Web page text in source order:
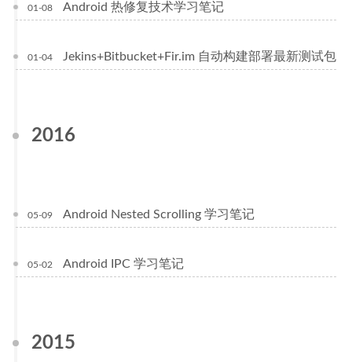
01-08 Android 热修复技术学习笔记
01-04 Jekins+Bitbucket+Fir.im 自动构建部署最新测试包
2016
05-09 Android Nested Scrolling 学习笔记
05-02 Android IPC 学习笔记
2015